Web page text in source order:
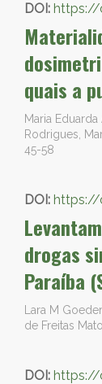
DOI: https://
quais a
Maria
Rodrigues,
45-58
DOI: https://
drogas
Paraíba
Lara M
de Freitas
DOI: https://